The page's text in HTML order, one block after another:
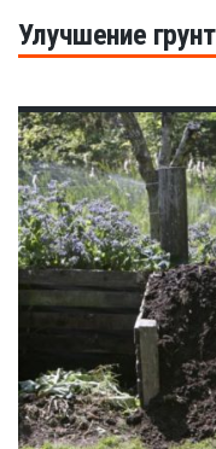
Улучшение